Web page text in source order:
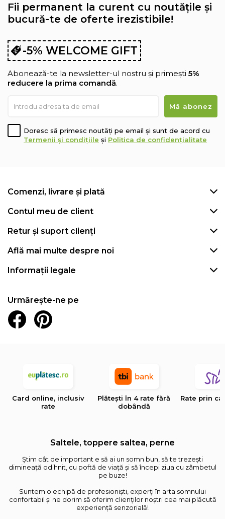
Fii permanent la curent cu noutățile și
bucură-te de oferte irezistibile!
-5% WELCOME GIFT
Abonează-te la newsletter-ul nostru și primești 5%
reducere la prima comandă.
Doresc să primesc noutăți pe email și sunt de acord cu
Termenii și condițiile și Politica de confidențialitate
Comenzi, livrare și plată
Contul meu de client
Retur și suport clienți
Află mai multe despre noi
Informații legale
Urmărește-ne pe
Card online, inclusiv
rate
Plătești în 4 rate fără
dobândă
Rate prin
Saltele, toppere saltea, perne
Știm cât de important e să ai un somn bun, să te trezești
dimineață odihnit, cu poftă de viață și să începi ziua cu zâmbetul
pe buze!
Suntem o echipă de profesioniști, experți în arta somnului
confortabil și ne dorim să oferim clienților noștri cea mai plăcută
experiență senzorială!